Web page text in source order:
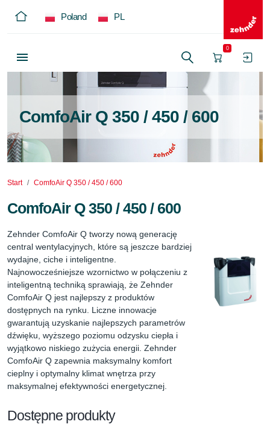
Poland PL
0
ComfoAir Q 350 / 450 / 600
Start ComfoAir Q 350 / 450 / 600
ComfoAir Q 350 / 450 / 600
Zehnder ComfoAir Q tworzy nową generację
central wentylacyjnych, które są jeszcze bardziej
wydajne, ciche i inteligentne.
Najnowocześniejsze wzornictwo w połączeniu z
inteligentną techniką sprawiają, że Zehnder
ComfoAir Q jest najlepszy z produktów
dostępnych na rynku. Liczne innowacje
gwarantują uzyskanie najlepszych parametrów
dźwięku, wyższego poziomu odzysku ciepła i
wyjątkowo niskiego zużycia energii. Zehnder
ComfoAir Q zapewnia maksymalny komfort
cieplny i optymalny klimat wnętrza przy
maksymalnej efektywności energetycznej.
Dostępne produkty